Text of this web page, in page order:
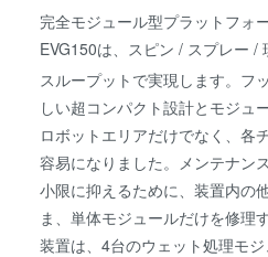
完全モジュール型プラットフォ
EVG150は、スピン / スプレー /
スループットで実現します。フ
しい超コンパクト設計とモジュ
ロボットエリアだけでなく、各
容易になりました。メンテナン
小限に抑えるために、装置内の
ま、単体モジュールだけを修理
装置は、4台のウェット処理モ